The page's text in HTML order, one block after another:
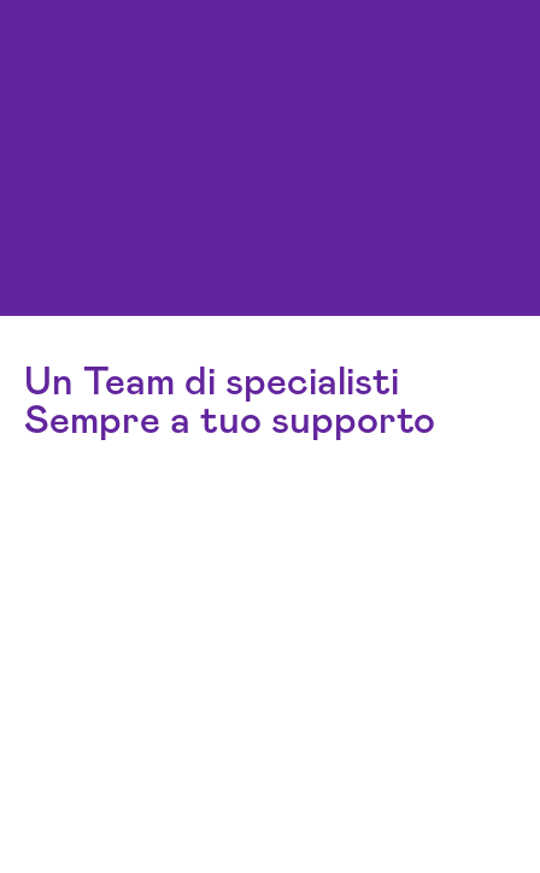
Un Team di specialisti
Sempre a tuo supporto